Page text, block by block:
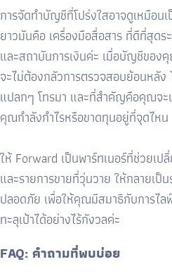
การจัดทำบัญชีที่โปร่งใสอาจดูเหมือน
ยาวมันคือ เครื่องมือสื่อสาร ที่ดีที่สุด
และสถาบันการเงินค่ะ เมื่อบัญชีขอ
จะไม่ต้องกลัวการตรวจสอบย้อนหลัง
แปลกๆ โทรมา และที่สำคัญคือคุณจะ
คุณกำลังกำไรหรือขาดทุนอยู่ที่จุดไหน
ให้ Forward เป็นพาร์ทเนอร์ที่ช่วยเ
และรายการขายที่วุ่นวาย ให้กลายเ
ปลอดภัย เพื่อให้คุณมีสมาธิกับการไล
ทะลุเป้าได้อย่างไร้กังวลค่ะ
FAQ:คำถามที่พบบ่อย